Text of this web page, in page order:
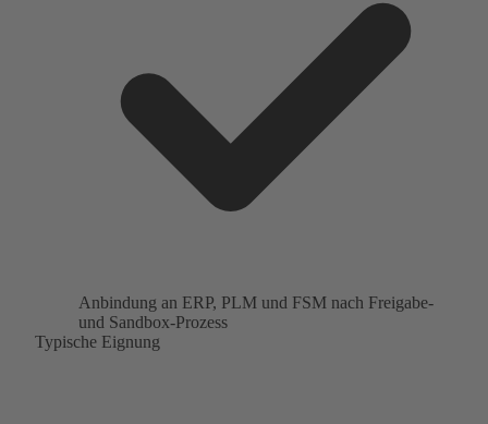
Anbindung an ERP, PLM und FSM nach Freigabe-
und Sandbox-Prozess
Typische Eignung